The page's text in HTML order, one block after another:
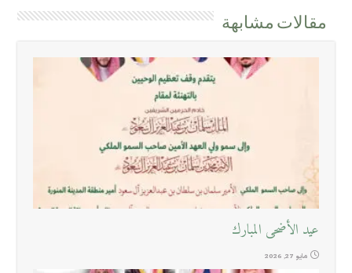
مقالات مشابهة
عيد الأضحى المبارك
مايو 27, 2026